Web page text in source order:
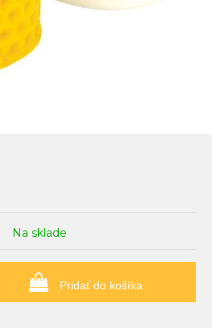
Na sklade
Pridať do košíka